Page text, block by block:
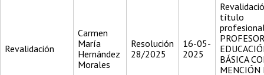
Revalidación
Carmen
María
Hernández
Morales
Resolución
28/2025
16-05-
2025
título
BÁSICA
MENCIÓN